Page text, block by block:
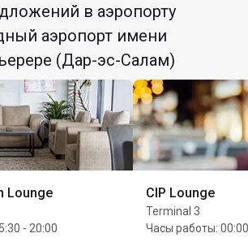
3 часа
гостей на одного владельца карты
в аэропорту
аэропорт имени
(Дар-эс-Салам)
Lounge
- 20:00
CIP Lounge
Terminal 3
Часы работы: